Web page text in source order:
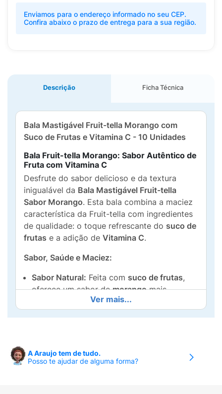
Enviamos para o endereço informado no seu CEP.
Confira abaixo o prazo de entrega para a sua região.
Descrição Ficha Técnica
Bala Mastigável Fruit-tella Morango com
Suco de Frutas e Vitamina C - 10 Unidades
Bala Fruit-tella Morango: Sabor Autêntico de
Fruta com Vitamina C
Desfrute do sabor delicioso e da textura
inigualável da Bala Mastigável Fruit-tella
Sabor Morango. Esta bala combina a maciez
característica da Fruit-tella com ingredientes
de qualidade: o toque refrescante do suco de
frutas e a adição de Vitamina C.
Sabor, Saúde e Maciez:
Sabor Natural: Feita com suco de frutas,
oferece um sabor demorangomais
autêntico e vibrante.
Textura Mastigável:A bala é
Ver mais...
A Araujo tem de tudo.
Posso te ajudar de alguma forma?